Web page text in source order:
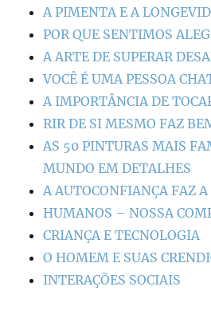
A PIMENTA E A
POR QUE SENTIMOS
A ARTE DE SUPERAR
VOCÊ É UMA PESSOA
A IMPORTÂNCIA DE
RIR DE SI MESMO FAZ
AS 50 PINTURAS MAIS
MUNDO EM DETALHES
A AUTOCONFIANÇA FAZ
HUMANOS – NOSSA
CRIANÇA E TECNOLOGIA
O HOMEM E SUAS
INTERAÇÕES SOCIAIS